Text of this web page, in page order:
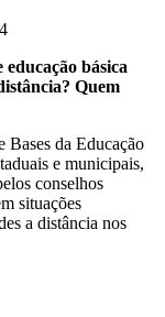
educação básica
Quem
Bases da Educação
e municipais,
conselhos
situações
a distância nos